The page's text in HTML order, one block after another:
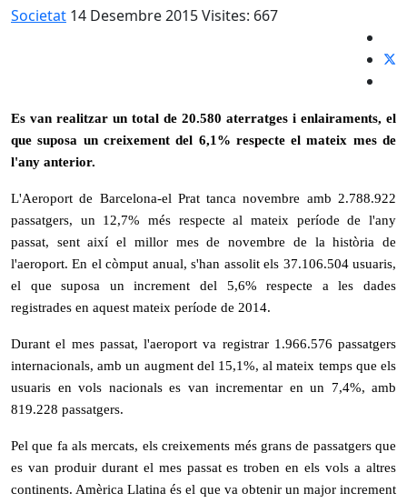
Societat 14 Desembre 2015Visites: 667
Es van realitzar un total de 20.580 aterratges i enlairaments, el
que suposa un creixement del 6,1% respecte el mateix mes de
l'any anterior.
L'Aeroport de Barcelona-el Prat tanca novembre amb 2.788.922
passatgers, un 12,7% més respecte al mateix període de l'any
passat, sent així el millor mes de novembre de la història de
l'aeroport. En el còmput anual, s'han assolit els 37.106.504 usuaris,
el que suposa un increment del 5,6% respecte a les dades
registrades en aquest mateix període de 2014.
Durant el mes passat, l'aeroport va registrar 1.966.576 passatgers
internacionals, amb un augment del 15,1%, al mateix temps que els
usuaris en vols nacionals es van incrementar en un 7,4%, amb
819.228 passatgers.
Pel que fa als mercats, els creixements més grans de passatgers que
es van produir durant el mes passat es troben en els vols a altres
continents. Amèrica Llatina és el que va obtenir un major increment